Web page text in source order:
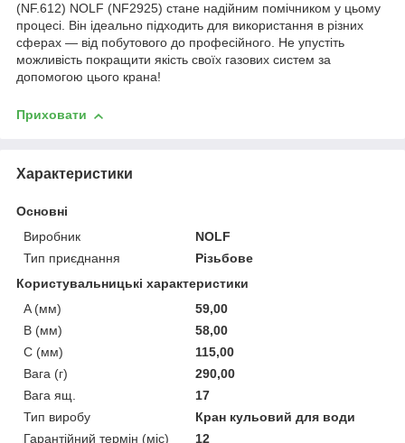
(NF.612) NOLF (NF2925) стане надійним помічником у цьому
процесі. Він ідеально підходить для використання в різних
сферах — від побутового до професійного. Не упустіть
можливість покращити якість своїх газових систем за
допомогою цього крана!
Приховати
Характеристики
Основні
Виробник
NOLF
Тип приєднання
Різьбове
Користувальницькі характеристики
A (мм)
59,00
B (мм)
58,00
C (мм)
115,00
Вага (г)
290,00
Вага ящ.
17
Тип виробу
Кран кульовий для води
Гарантійний термін (міс)
12